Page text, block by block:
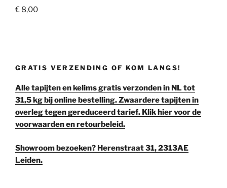
€ 8,00
GRATIS VERZENDING OF KOM LANGS!
Alle tapijten en kelims gratis verzonden in NL tot
31,5 kg bij online bestelling. Zwaardere tapijten in
overleg tegen gereduceerd tarief. Klik hier voor de
voorwaarden en retourbeleid.
Showroom bezoeken? Herenstraat 31, 2313AE
Leiden.